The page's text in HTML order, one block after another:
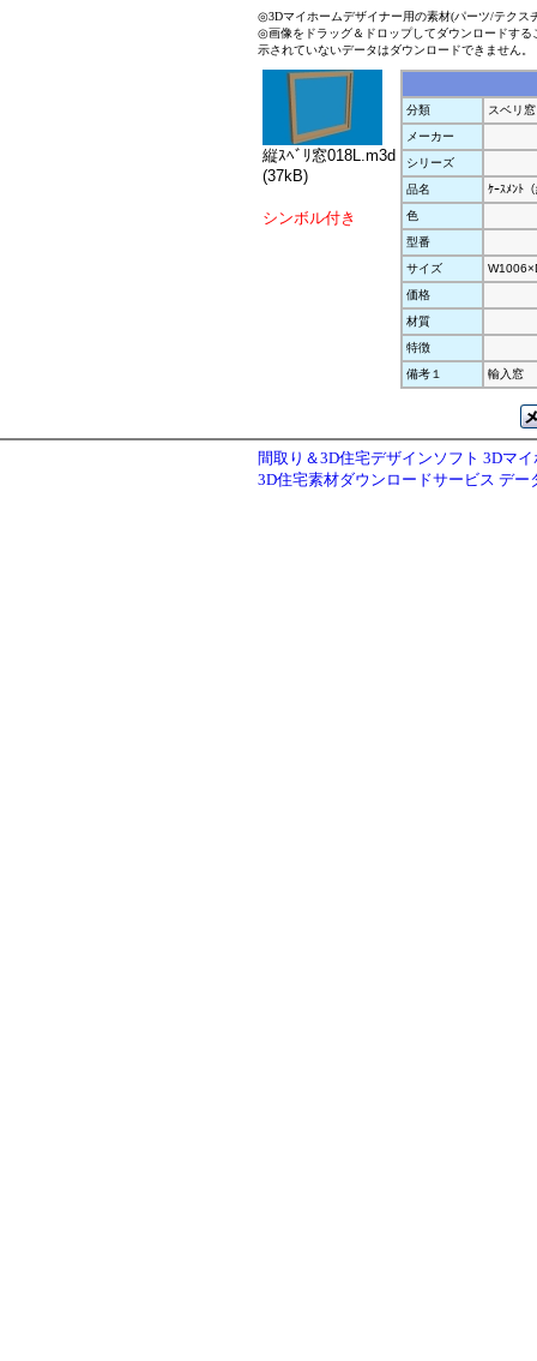
◎3Dマイホームデザイナー用の素材(パーツ/テクス
◎画像をドラッグ＆ドロップしてダウンロードす
示されていないデータはダウンロードできません。
縦ｽﾍﾞﾘ窓018L.m3d
(37kB)
シンボル付き
分類
スベリ窓
メーカー
シリーズ
品名
ｹｰｽﾒﾝﾄ
色
型番
サイズ
価格
材質
特徴
備考１
輸入窓
間取り＆3D住宅デザインソフト 3Dマ
3D住宅素材ダウンロードサービス デー